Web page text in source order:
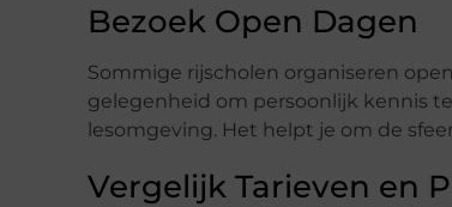
Bezoek Open Dagen
Sommige rijscholen organiseren
gelegenheid om persoonlijk kennis
lesomgeving. Het helpt je om de
Vergelijk Tarieven en